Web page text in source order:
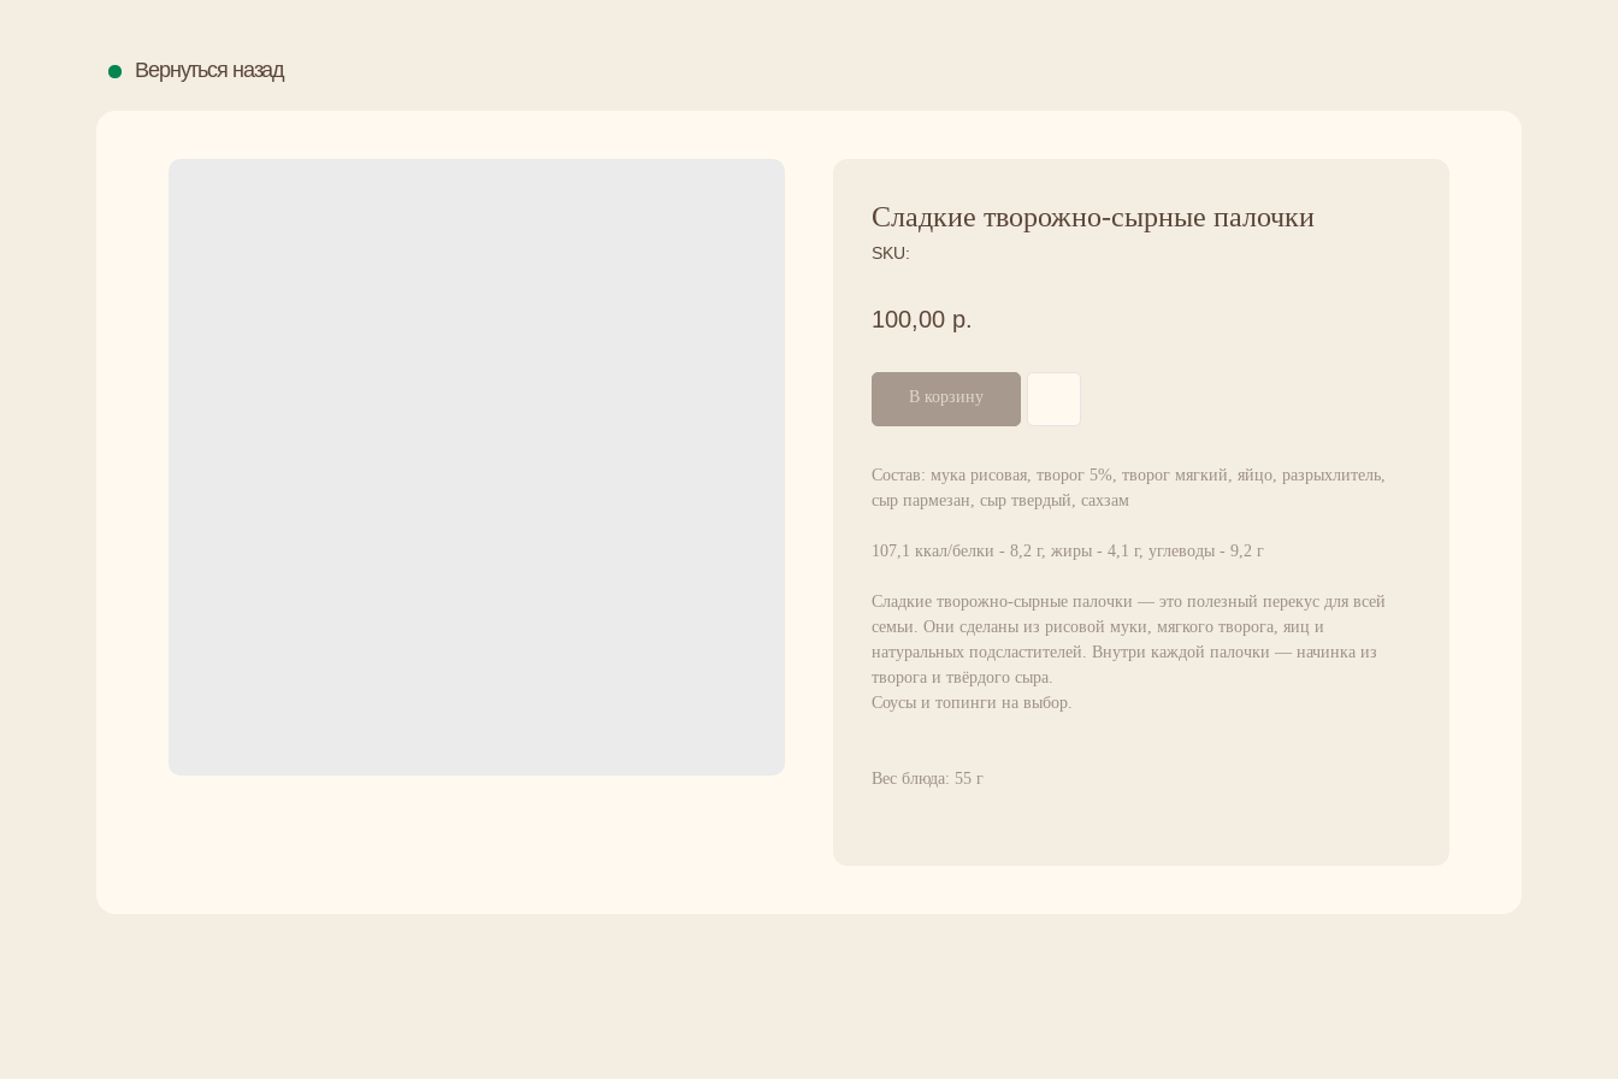
Вернуться назад
Сладкие творожно-сырные палочки
SKU:
100,00 р.
В корзину
Состав: мука рисовая, творог 5%, творог мягкий, яйцо, разрыхлитель,
сыр пармезан, сыр твердый, сахзам
107,1 ккал/белки - 8,2 г, жиры - 4,1 г, углеводы - 9,2 г
Сладкие творожно-сырные палочки — это полезный перекус для всей
семьи. Они сделаны из рисовой муки, мягкого творога, яиц и
натуральных подсластителей. Внутри каждой палочки — начинка из
творога и твёрдого сыра.
Соусы и топинги на выбор.
Вес блюда: 55 г